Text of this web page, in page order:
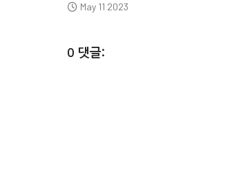
May 11 2023
0 댓글: